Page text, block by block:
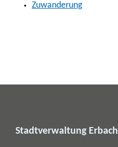
Zuwanderung
Stadtverwaltung Erbach